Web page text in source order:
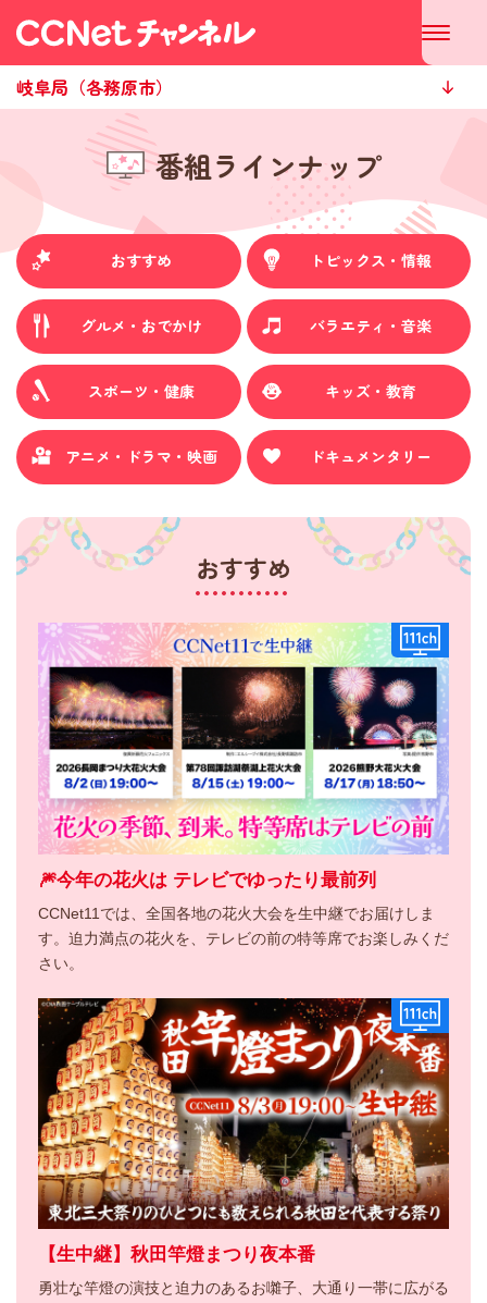
岐阜局（各務原市）
番組ラインナップ
おすすめ トピックス・情報
グルメ・おでかけ バラエティ・音楽
スポーツ・健康 キッズ・教育
アニメ・ドラマ・映画 ドキュメンタリー
おすすめ
🎆今年の花火は テレビでゆったり最前列
CCNet11では、全国各地の花火大会を生中継でお届けしま
す。迫力満点の花火を、テレビの前の特等席でお楽しみくだ
さい。
【生中継】秋田竿燈まつり夜本番
勇壮な竿燈の演技と迫力のあるお囃子、大通り一帯に広がる